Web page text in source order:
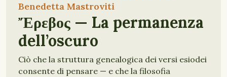
Benedetta Mastroviti
Ἔρεβος — La permanenza
dell’oscuro
Ciò che la struttura genealogica dei versi esiodei
consente di pensare — e che la filosofia